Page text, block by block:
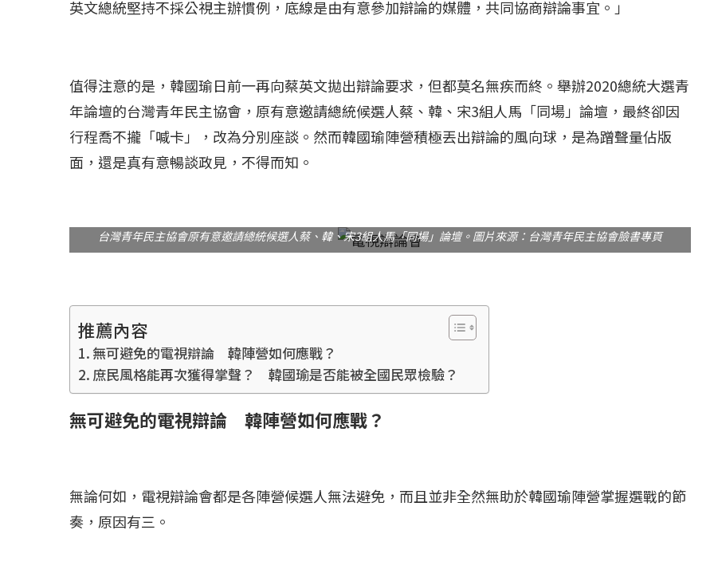
英文總統堅持不採公視主辦慣例，底線是由有意參加辯論的媒體，共同協商辯論事宜。」
值得注意的是，韓國瑜日前一再向蔡英文拋出辯論要求，但都莫名無疾而終。舉辦2020總統大選青
年論壇的台灣青年民主協會，原有意邀請總統候選人蔡、韓、宋3組人馬「同場」論壇，最終卻因
行程喬不攏「喊卡」，改為分別座談。然而韓國瑜陣營積極丟出辯論的風向球，是為蹭聲量佔版
面，還是真有意暢談政見，不得而知。
台灣青年民主協會原有意邀請總統候選人蔡、韓、宋3組人馬「同場」論壇。圖片來源：台灣青年民主協會臉書專頁
推薦內容
無可避免的電視辯論 韓陣營如何應戰？
庶民風格能再次獲得掌聲？ 韓國瑜是否能被全國民眾檢驗？
無可避免的電視辯論 韓陣營如何應戰？
無論何如，電視辯論會都是各陣營候選人無法避免，而且並非全然無助於韓國瑜陣營掌握選戰的節
奏，原因有三。
島雷克雅內斯火... 哈馬斯引爆遠超4...